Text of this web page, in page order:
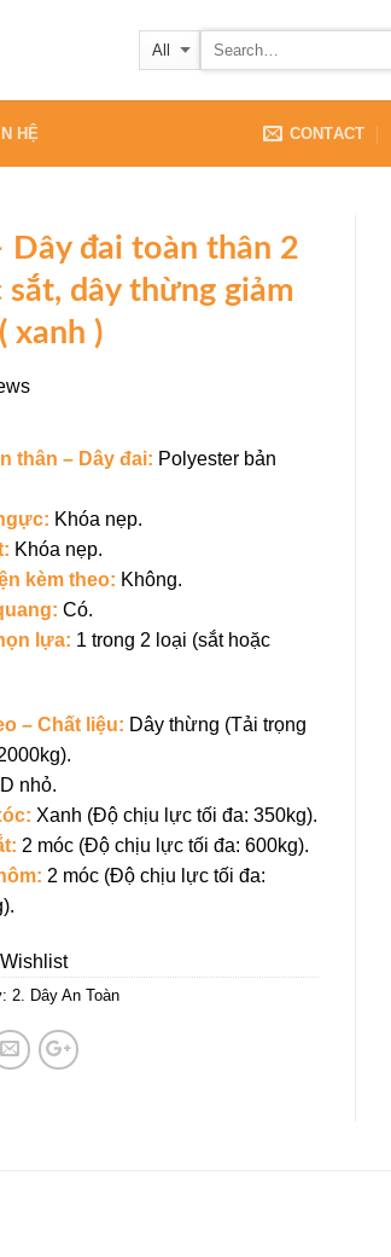
HỆ CONTACT
Dây đai toàn thân 2
sắt, dây thừng giảm
xanh )
thân – Dây đai: Polyester bản
Khóa nẹp.
Khóa nẹp.
kèm theo: Không.
Có.
lựa: 1 trong 2 loại (sắt hoặc
– Chất liệu: Dây thừng (Tải trọng
D nhỏ.
Xanh (Độ chịu lực tối đa: 350kg).
2 móc (Độ chịu lực tối đa: 600kg).
2 móc (Độ chịu lực tối đa:
2. Dây An Toàn